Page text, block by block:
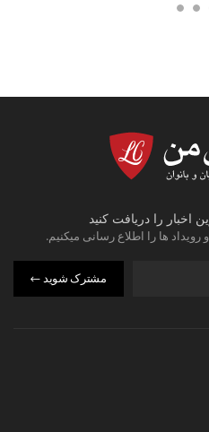
اخبار را دریافت کنید
ها را اطلاع رسانی میکنیم.
مشترک شوید